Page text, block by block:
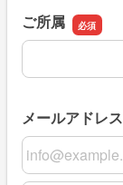
ご所属
ご所属
メールアドレス
メールアドレス